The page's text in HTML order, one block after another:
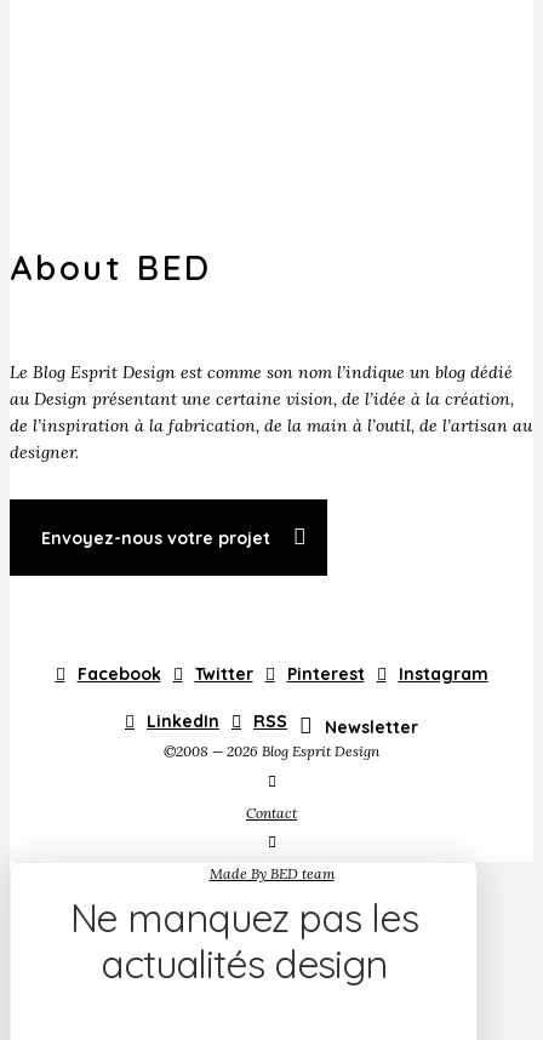
About BED
Le Blog Esprit Design est comme son nom l’indique un blog dédié
au Design présentant une certaine vision, de l’idée à la création,
de l’inspiration à la fabrication, de la main à l’outil, de l’artisan au
designer.
Envoyez-nous votre projet
Facebook Twitter Pinterest Instagram
LinkedIn RSS Newsletter
©2008 — 2026 Blog Esprit Design
Contact
Made By BED team
Ne manquez pas les
actualités design